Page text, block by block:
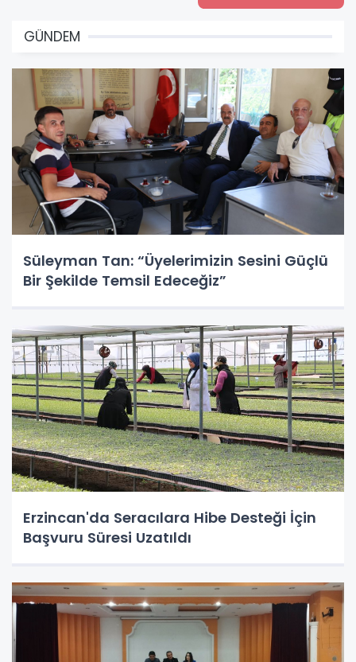
GÜNDEM
Süleyman Tan: “Üyelerimizin Sesini Güçlü
Bir Şekilde Temsil Edeceğiz”
Erzincan'da Seracılara Hibe Desteği İçin
Başvuru Süresi Uzatıldı